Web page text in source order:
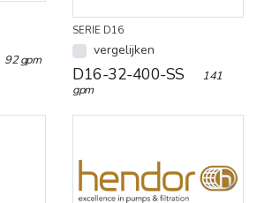
92 gpm
SERIE D16
vergelijken
D16-32-400-SS
141
gpm